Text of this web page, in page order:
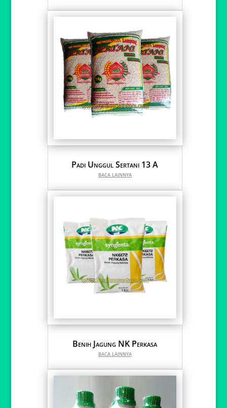
Padi Unggul Sertani 13 A
baca lainnya
Benih Jagung NK Perkasa
baca lainnya